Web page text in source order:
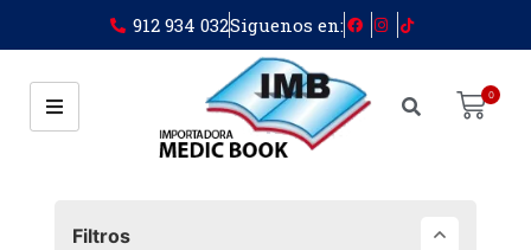
912 934 032Siguenos en:
0
Filtros